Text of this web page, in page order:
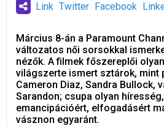
Link Twitter Facebook
Március 8-án a Paramount
változatos női sorsokkal
nézők. A filmek főszereplői
világszerte ismert sztárok, mint
Cameron Diaz, Sandra Bullock,
Sarandon; csupa olyan
emancipációért, elfogadásért
vásznon egyaránt.